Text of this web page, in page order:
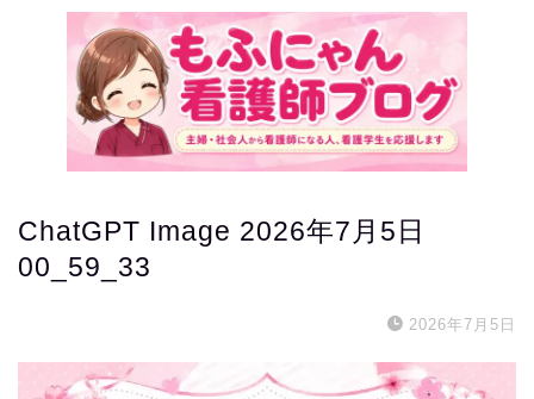
ChatGPT Image 2026年7月5日
00_59_33
2026年7月5日